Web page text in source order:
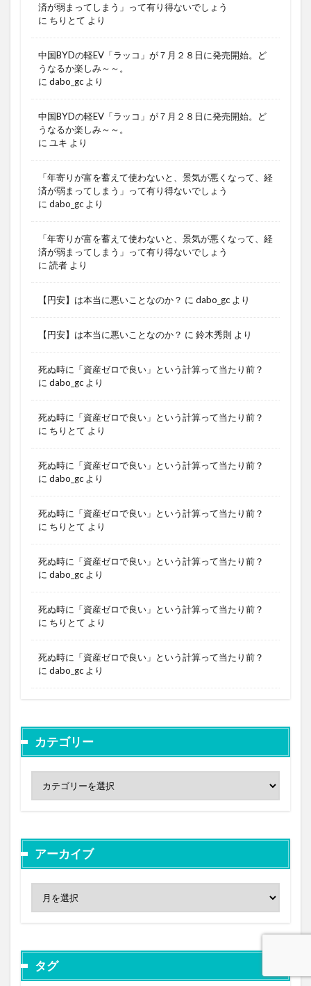
済が弱まってしまう」って有り得ないでしょう
に ちりとて より
中国BYDの軽EV「ラッコ」が７月２８日に発売開始。ど
うなるか楽しみ～～。
に dabo_gc より
中国BYDの軽EV「ラッコ」が７月２８日に発売開始。ど
うなるか楽しみ～～。
に ユキ より
「年寄りが富を蓄えて使わないと、景気が悪くなって、経
済が弱まってしまう」って有り得ないでしょう
に dabo_gc より
「年寄りが富を蓄えて使わないと、景気が悪くなって、経
済が弱まってしまう」って有り得ないでしょう
に 読者 より
【円安】は本当に悪いことなのか？ に dabo_gc より
【円安】は本当に悪いことなのか？ に 鈴木秀則 より
死ぬ時に「資産ゼロで良い」という計算って当たり前？
に dabo_gc より
死ぬ時に「資産ゼロで良い」という計算って当たり前？
に ちりとて より
死ぬ時に「資産ゼロで良い」という計算って当たり前？
に dabo_gc より
死ぬ時に「資産ゼロで良い」という計算って当たり前？
に ちりとて より
死ぬ時に「資産ゼロで良い」という計算って当たり前？
に dabo_gc より
死ぬ時に「資産ゼロで良い」という計算って当たり前？
に ちりとて より
死ぬ時に「資産ゼロで良い」という計算って当たり前？
に dabo_gc より
カテゴリー
アーカイブ
タグ